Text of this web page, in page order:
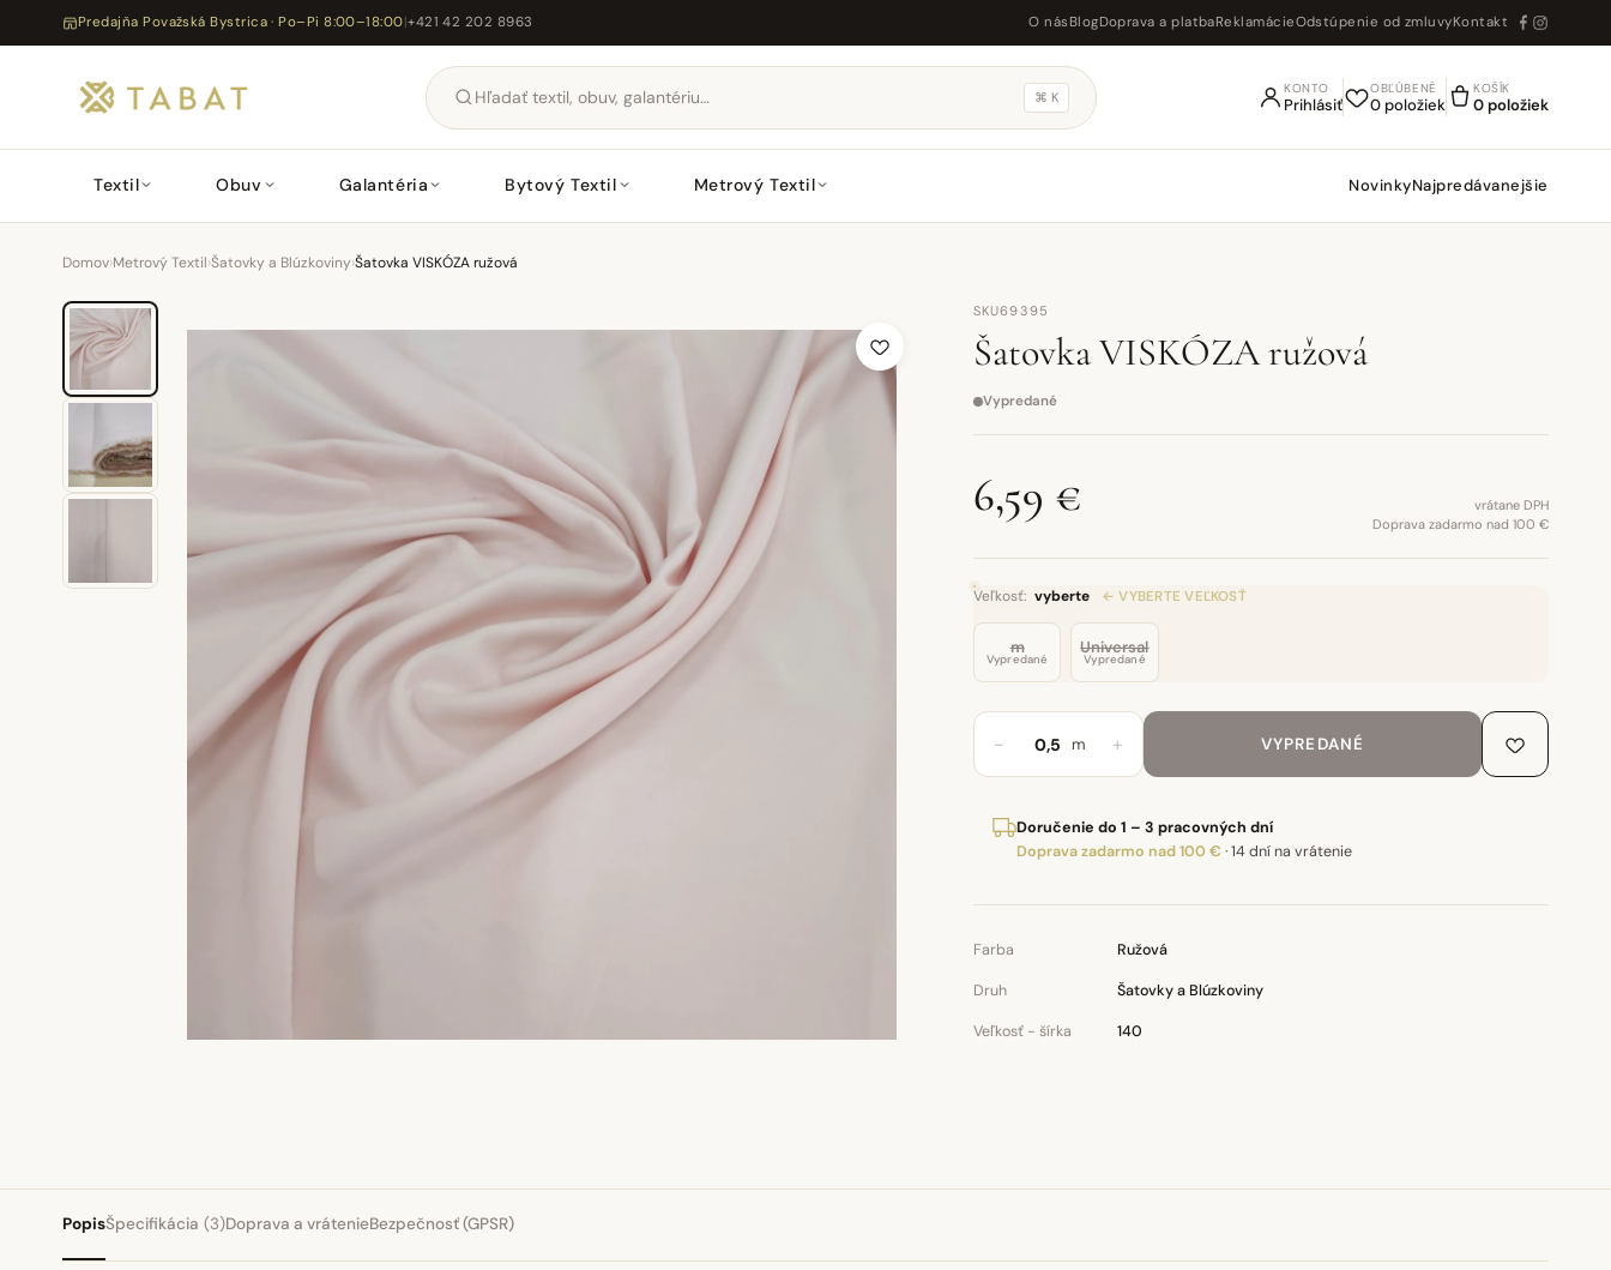
Predajňa Považská Bystrica · Po–Pi 8:00–18:00|+421 42 202 8963 O nás BlogDoprava a platbaReklamácieOdstúpenie od zmluvyKontakt
⌘ K
KONTO
Prihlásiť
OBĽÚBENÉ
0 položiek
KOŠÍK
0 položiek
Textil Obuv Galantéria Bytový Textil Metrový Textil NovinkyNajpredávanejšie
Domov›Metrový Textil›Šatovky a Blúzkoviny›Šatovka VISKÓZA ružová
SKU69395
Šatovka VISKÓZA ružová
Vypredané
6,59 €
vrátane DPH
Doprava zadarmo nad 100 €
Veľkosť: vyberte ← VYBERTE VEĽKOSŤ
m
Vypredané
Universal
Vypredané
− m + VYPREDANÉ
Doručenie do 1 – 3 pracovných dní
Doprava zadarmo nad 100 € ·14 dní na vrátenie
Farba Ružová
Druh Šatovky a Blúzkoviny
Veľkosť - šírka 140
PopisŠpecifikácia (3)Doprava a vrátenieBezpečnosť (GPSR)